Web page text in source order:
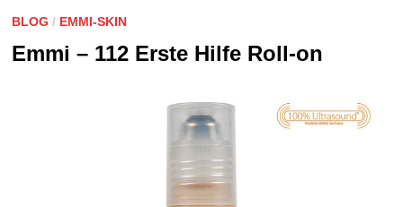
BLOG / EMMI-SKIN
Emmi – 112 Erste Hilfe Roll-on